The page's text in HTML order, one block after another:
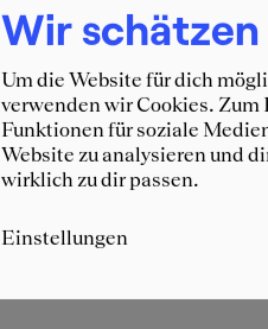
Wir
Um die Website für dich
verwenden wir Cookies.
Funktionen für soziale
Website zu analysieren und
wirklich zu dir passen.
Einstellungen